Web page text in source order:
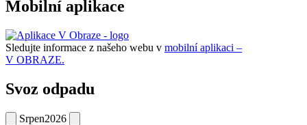
Mobilní aplikace
Sledujte informace z našeho webu v mobilní aplikaci –
V OBRAZE.
Svoz odpadu
Srpen2026